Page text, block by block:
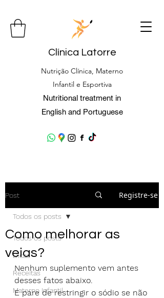
Clínica Latorre
Nutrição Clínica, Materno
Infantil e Esportiva
Nutritional treatment in
English and Portuguese
Post Registre-se
Todos os posts
Dicas
Receitas
Materno Infantil
Todos os posts
Como melhorar as
veias?
Nenhum suplemento vem antes
desses fatos abaixo.
E pare de restringir o sódio se não